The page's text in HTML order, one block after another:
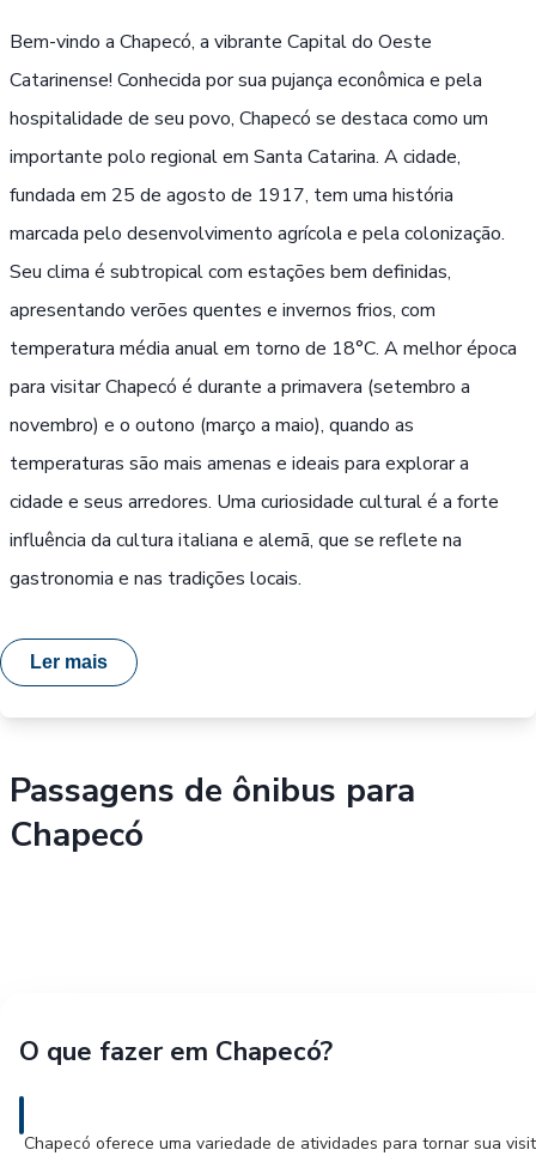
Passe Livre, Idoso ou ID Jovem
Bem-vindo a Chapecó, a vibrante Capital do Oeste
Catarinense! Conhecida por sua pujança econômica e pela
hospitalidade de seu povo, Chapecó se destaca como um
importante polo regional em Santa Catarina. A cidade,
fundada em 25 de agosto de 1917, tem uma história
marcada pelo desenvolvimento agrícola e pela colonização.
Seu clima é subtropical com estações bem definidas,
apresentando verões quentes e invernos frios, com
temperatura média anual em torno de 18°C. A melhor época
para visitar Chapecó é durante a primavera (setembro a
novembro) e o outono (março a maio), quando as
temperaturas são mais amenas e ideais para explorar a
cidade e seus arredores. Uma curiosidade cultural é a forte
influência da cultura italiana e alemã, que se reflete na
gastronomia e nas tradições locais.
Ler mais
Passagens de ônibus para
Chapecó
O que fazer em Chapecó?
Chapecó oferece uma variedade de atividades para tornar sua